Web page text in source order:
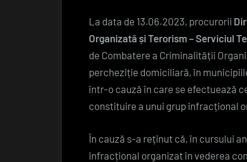
La data de 13.06.2023, procurorii
Organizată și Terorism – Serviciul
de Combatere a Criminalității
percheziție domiciliară, în
într-o cauză în care se efectuează
constituire a unui grup infracțional
În cauză s-a reținut că, în cursului
infracțional organizat în vederea